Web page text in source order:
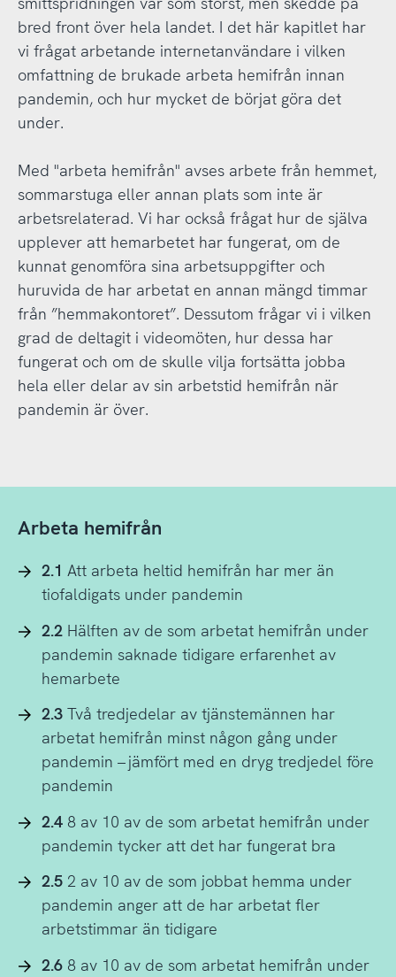
bred front över hela landet. I det här kapitlet har
vi frågat arbetande internetanvändare i vilken
omfattning de brukade arbeta hemifrån innan
pandemin, och hur mycket de börjat göra det
under.
Med "arbeta hemifrån" avses arbete från hemmet,
sommarstuga eller annan plats som inte är
arbetsrelaterad. Vi har också frågat hur de själva
upplever att hemarbetet har fungerat, om de
kunnat genomföra sina arbetsuppgifter och
huruvida de har arbetat en annan mängd timmar
från ”hemmakontoret”. Dessutom frågar vi i vilken
grad de deltagit i videomöten, hur dessa har
fungerat och om de skulle vilja fortsätta jobba
hela eller delar av sin arbetstid hemifrån när
pandemin är över.
Arbeta hemifrån
2.1 Att arbeta heltid hemifrån har mer än
tiofaldigats under pandemin
2.2Hälften av de som arbetat hemifrån under
pandemin saknade tidigare erfarenhet av
hemarbete
2.3Två tredjedelar av tjänstemännen har
arbetat hemifrån minst någon gång under
pandemin – jämfört med en dryg tredjedel före
pandemin
2.48 av 10 av de som arbetat hemifrån under
pandemin tycker att det har fungerat bra
2.52 av 10 av de som jobbat hemma under
pandemin anger att de har arbetat fler
arbetstimmar än tidigare
2.68 av 10 av de som arbetat hemifrån under